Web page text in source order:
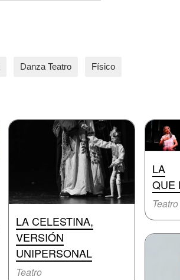
Danza Teatro Físico
LA CELESTINA,
VERSIÓN
UNIPERSONAL
Teatro
LA
QUE
Teatro